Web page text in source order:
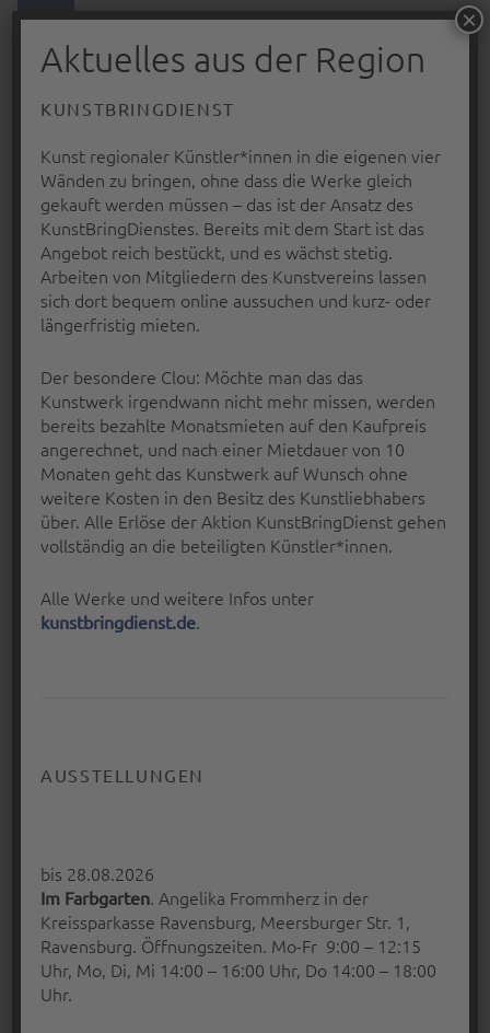
RAVENSBURG-
WEINGARTENER
KUNSTVEREIN
E.V.
… nah dran
VIELFALTPAPIER
Papier ist Träger von Kunst, Material in der
Continue reading
“VielFaltPapier”
…
Aktuelles aus der Region
KUNSTBRINGDIENST
Kunst regionaler Künstler*innen in die eigenen vier
Wänden zu bringen, ohne dass die Werke gleich
gekauft werden müssen – das ist der Ansatz des
KunstBringDienstes. Bereits mit dem Start ist das
Angebot reich bestückt, und es wächst stetig.
Arbeiten von Mitgliedern des Kunstvereins lassen
sich dort bequem online aussuchen und kurz- oder
längerfristig mieten.
Der besondere Clou: Möchte man das das
Kunstwerk irgendwann nicht mehr missen, werden
bereits bezahlte Monatsmieten auf den Kaufpreis
angerechnet, und nach einer Mietdauer von 10
Monaten geht das Kunstwerk auf Wunsch ohne
weitere Kosten in den Besitz des Kunstliebhabers
über. Alle Erlöse der Aktion KunstBringDienst gehen
vollständig an die beteiligten Künstler*innen.
Alle Werke und weitere Infos unter
kunstbringdienst.de.
AUSSTELLUNGEN
bis 28.08.2026
Im Farbgarten. Angelika Frommherz in der
Kreissparkasse Ravensburg, Meersburger Str. 1,
Ravensburg. Öffnungszeiten. Mo-Fr 9:00 – 12:15
Uhr, Mo, Di, Mi 14:00 – 16:00 Uhr, Do 14:00 – 18:00
Uhr.
×